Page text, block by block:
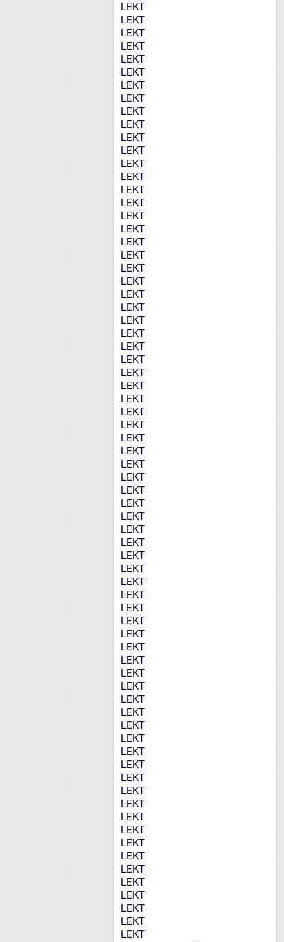
LEKT
LEKT
LEKT
LEKT
LEKT
LEKT
LEKT
LEKT
LEKT
LEKT
LEKT
LEKT
LEKT
LEKT
LEKT
LEKT
LEKT
LEKT
LEKT
LEKT
LEKT
LEKT
LEKT
LEKT
LEKT
LEKT
LEKT
LEKT
LEKT
LEKT
LEKT
LEKT
LEKT
LEKT
LEKT
LEKT
LEKT
LEKT
LEKT
LEKT
LEKT
LEKT
LEKT
LEKT
LEKT
LEKT
LEKT
LEKT
LEKT
LEKT
LEKT
LEKT
LEKT
LEKT
LEKT
LEKT
LEKT
LEKT
LEKT
LEKT
LEKT
LEKT
LEKT
LEKT
LEKT
LEKT
LEKT
LEKT
LEKT
LEKT
LEKT
LEKT